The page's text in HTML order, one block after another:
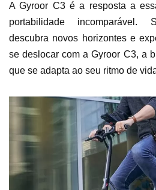
A Gyroor C3 é a resposta a
portabilidade incomparável.
descubra novos horizontes e
se deslocar com a Gyroor C3, a
que se adapta ao seu ritmo de